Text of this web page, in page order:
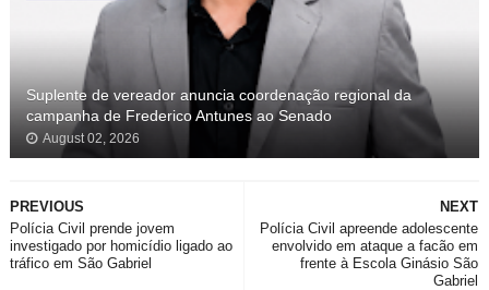
Suplente de vereador anuncia coordenação regional da
campanha de Frederico Antunes ao Senado
August 02, 2026
NEXT
Polícia Civil apreende adolescente
envolvido em ataque a facão em
frente à Escola Ginásio São
Gabriel
PREVIOUS
Polícia Civil prende jovem
investigado por homicídio ligado ao
tráfico em São Gabriel